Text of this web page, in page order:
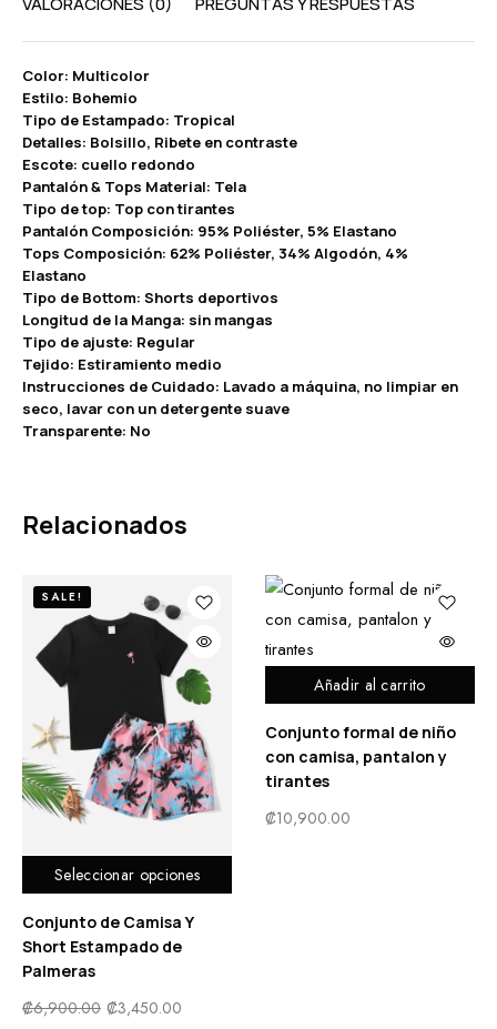
Color: Multicolor
Estilo: Bohemio
Tipo de Estampado: Tropical
Detalles: Bolsillo, Ribete en contraste
Escote: cuello redondo
Pantalón & Tops Material: Tela
Tipo de top: Top con tirantes
Pantalón Composición: 95% Poliéster, 5% Elastano
Tops Composición: 62% Poliéster, 34% Algodón, 4%
Elastano
Tipo de Bottom: Shorts deportivos
Longitud de la Manga: sin mangas
Tipo de ajuste: Regular
Tejido: Estiramiento medio
Instrucciones de Cuidado: Lavado a máquina, no limpiar en
seco, lavar con un detergente suave
Transparente: No
Relacionados
Seleccionar opciones
SALE!
Conjunto de Camisa Y
Short Estampado de
Palmeras
₡6,900.00 ₡3,450.00
Añadir al carrito
Conjunto formal de niño
con camisa, pantalon y
tirantes
₡10,900.00